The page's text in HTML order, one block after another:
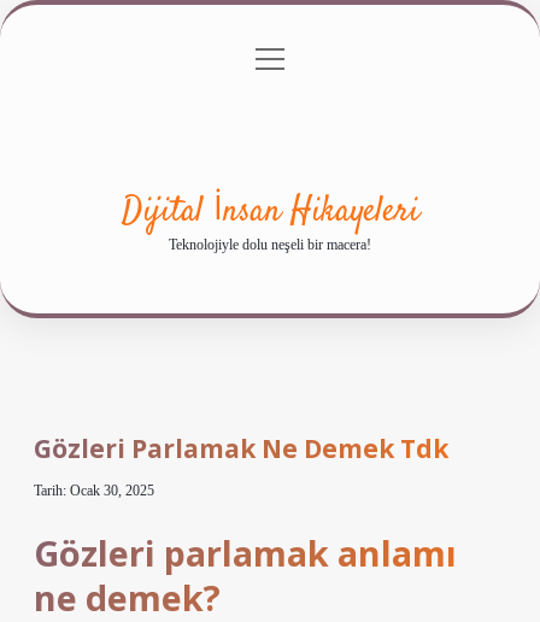
Gizlilik Politikası
menüyü
Dijital İnsan Hikayeleri
Teknolojiyle dolu neşeli bir macera!
Gözleri Parlamak Ne Demek Tdk
Tarih: Ocak 30, 2025
Gözleri parlamak anlamı
ne demek?